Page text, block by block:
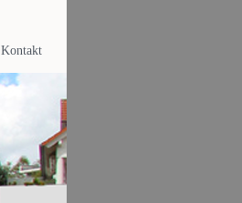
Kontakt